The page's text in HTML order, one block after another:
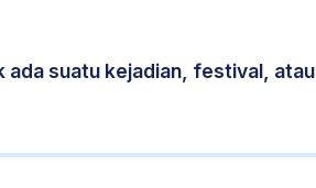
ada suatu kejadian, festival, atau